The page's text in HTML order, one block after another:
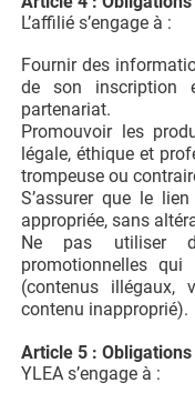
L’affilié s’engage à :
Fournir des
de son
partenariat.
Promouvoir les
légale, éthique et
trompeuse ou
S’assurer que le
appropriée, sans
Ne pas utiliser
promotionnelles qui
(contenus illégaux,
contenu inapproprié).
Article 5 : Obligations
YLEA s’engage à :